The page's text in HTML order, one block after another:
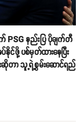
နည်းပြ ပိုချက်တီ
ဖို့ ပစ်မှတ်ထားနေပြီး
းဆိုတာ သူ့ရဲ့စွမ်းဆောင်ရည်